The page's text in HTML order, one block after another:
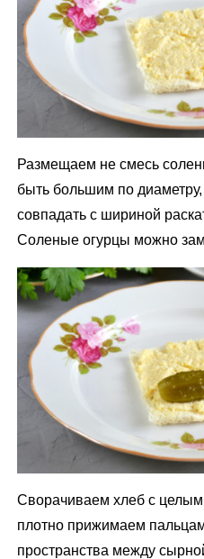
Размещаем не смесь
быть большим по
совпадать с шириной
Соленые огурцы можно
Сворачиваем хлеб с целым
плотно прижимаем
пространства между